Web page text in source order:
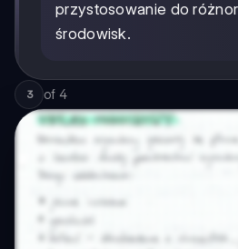
przystosowanie do
środowisk.
3 of 4